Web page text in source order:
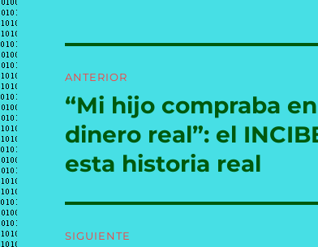
de
entradas
ANTERIOR
Entrada
anterior:
“Mi hijo compraba
dinero real”: el
esta historia real
SIGUIENTE